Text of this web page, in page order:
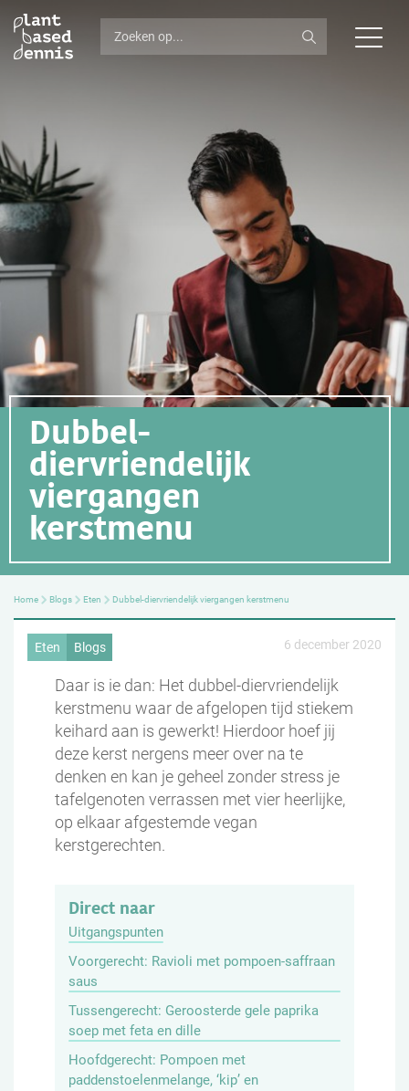
Dubbel-
diervriendelijk
viergangen
kerstmenu
Home Blogs Eten Dubbel-diervriendelijk viergangen kerstmenu
Eten Blogs 6 december 2020
Daar is ie dan: Het dubbel-diervriendelijk
kerstmenu waar de afgelopen tijd stiekem
keihard aan is gewerkt! Hierdoor hoef jij
deze kerst nergens meer over na te
denken en kan je geheel zonder stress je
tafelgenoten verrassen met vier heerlijke,
op elkaar afgestemde vegan
kerstgerechten.
Direct naar
Uitgangspunten
Voorgerecht: Ravioli met pompoen-saffraan
saus
Tussengerecht: Geroosterde gele paprika
soep met feta en dille
Hoofdgerecht: Pompoen met
paddenstoelenmelange, ‘kip’ en